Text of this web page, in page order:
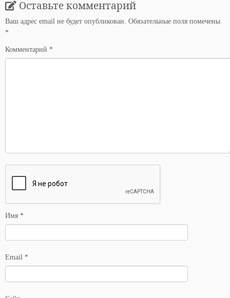
Оставьте комментарий
Ваш адрес email не будет опубликован. Обязательные поля помечены
*
Комментарий *
Имя *
Email *